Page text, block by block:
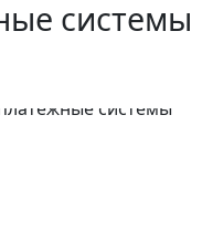
системы
системы